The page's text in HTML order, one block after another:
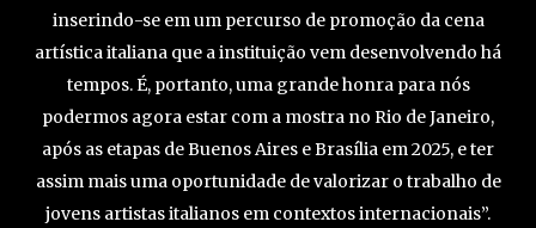
inserindo-se em um percurso de promoção da cena
artística italiana que a instituição vem desenvolvendo há
tempos. É, portanto, uma grande honra para nós
podermos agora estar com a mostra no Rio de Janeiro,
após as etapas de Buenos Aires e Brasília em 2025, e ter
assim mais uma oportunidade de valorizar o trabalho de
jovens artistas italianos em contextos internacionais”.